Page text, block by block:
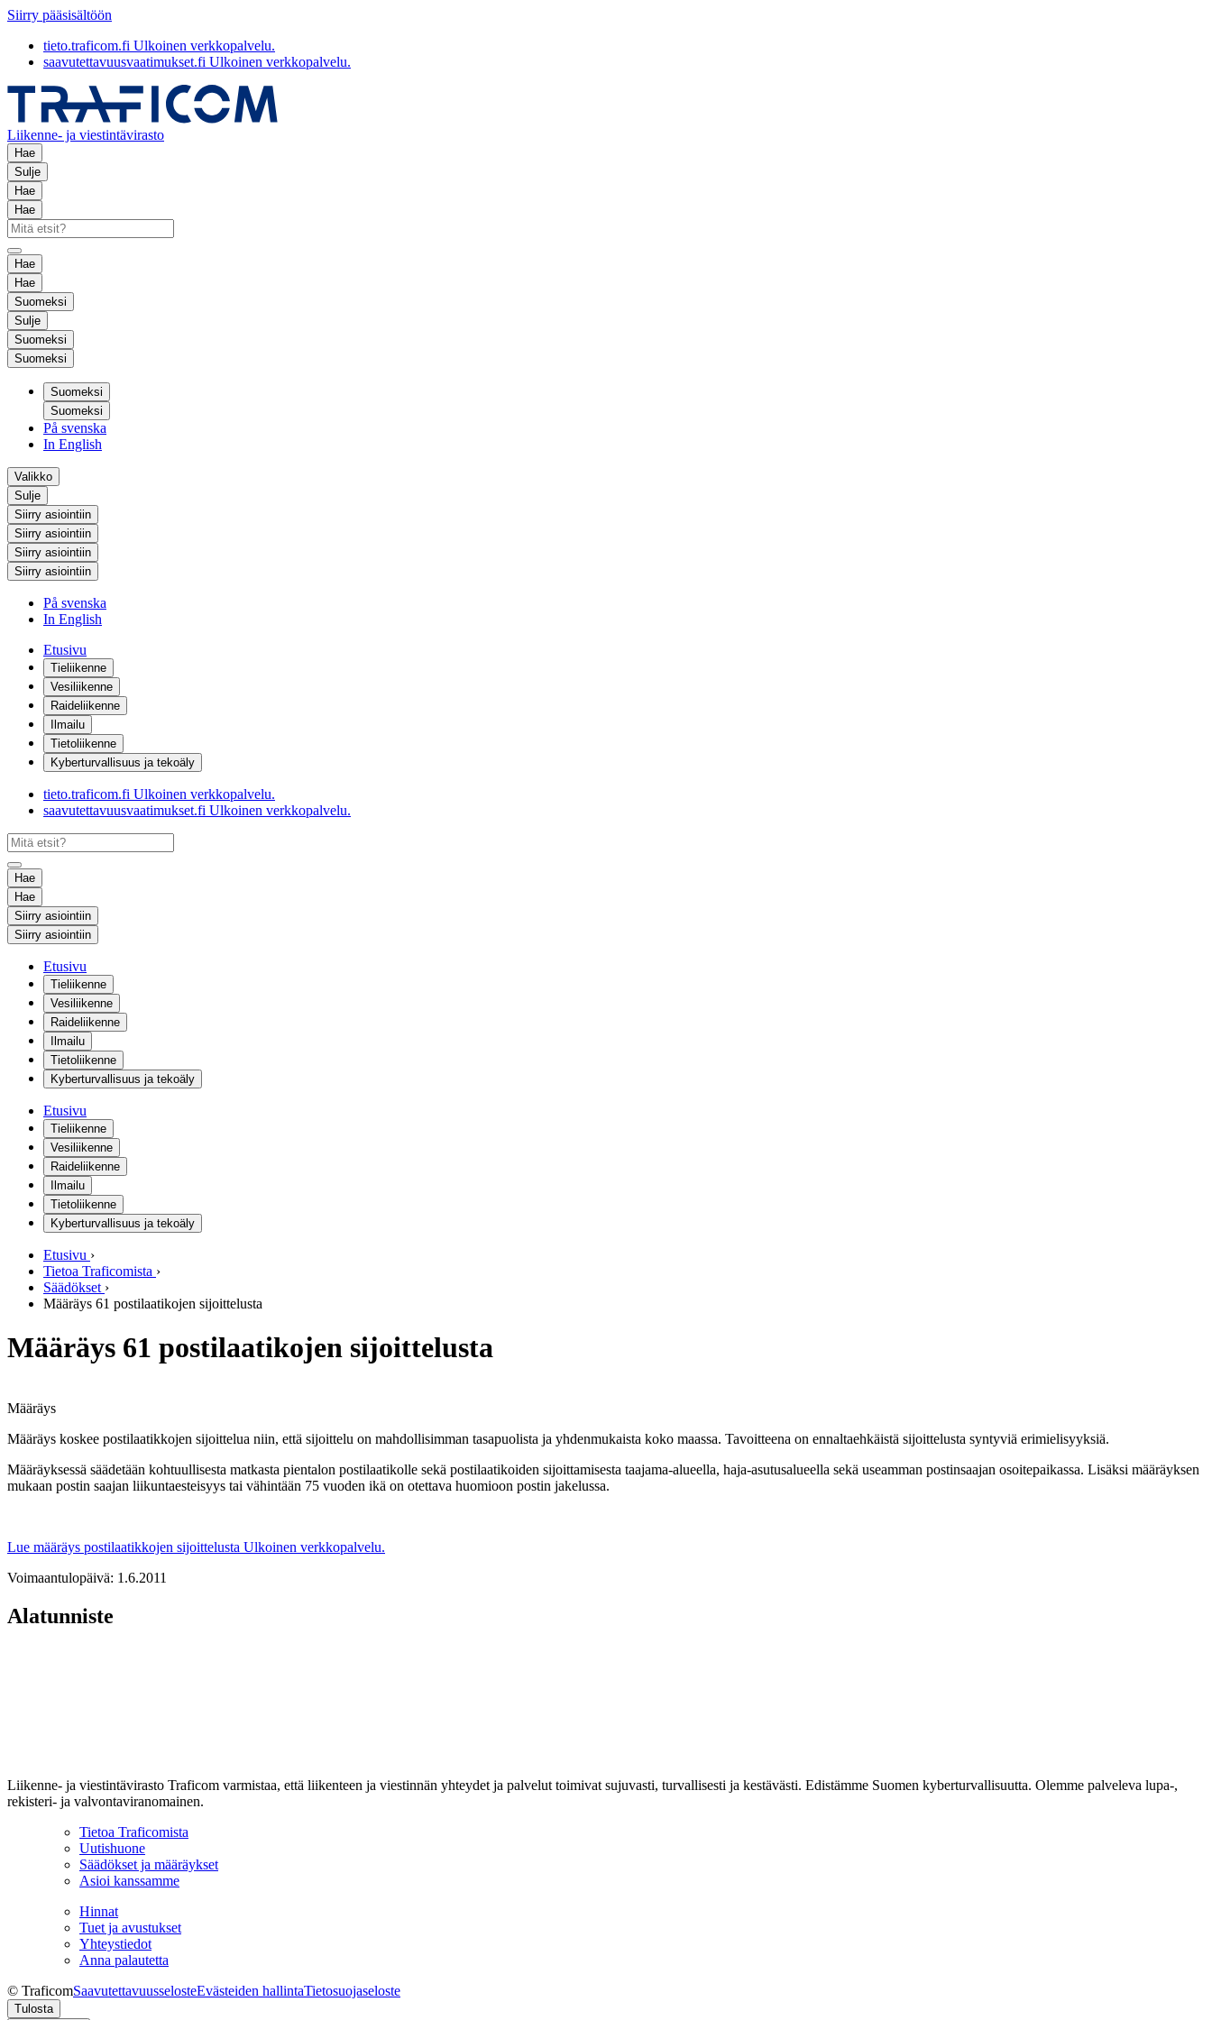
Siirry pääsisältöön
tieto.traficom.fi Ulkoinen verkkopalvelu.
saavutettavuusvaatimukset.fi Ulkoinen verkkopalvelu.
Liikenne- ja viestintävirasto
Hae
Sulje
Hae
Hae
Hae
Hae
Suomeksi
Sulje
Suomeksi
Suomeksi
Suomeksi
Suomeksi
På svenska
In English
Valikko
Sulje
Siirry asiointiin
Siirry asiointiin
Siirry asiointiin
Siirry asiointiin
På svenska
In English
Etusivu
Tieliikenne
Vesiliikenne
Raideliikenne
Ilmailu
Tietoliikenne
Kyberturvallisuus ja tekoäly
tieto.traficom.fi Ulkoinen verkkopalvelu.
saavutettavuusvaatimukset.fi Ulkoinen verkkopalvelu.
Hae
Hae
Siirry asiointiin
Siirry asiointiin
Etusivu
Tieliikenne
Vesiliikenne
Raideliikenne
Ilmailu
Tietoliikenne
Kyberturvallisuus ja tekoäly
Etusivu
Tieliikenne
Vesiliikenne
Raideliikenne
Ilmailu
Tietoliikenne
Kyberturvallisuus ja tekoäly
Etusivu ›
Tietoa Traficomista ›
Säädökset ›
Määräys 61 postilaatikojen sijoittelusta
Määräys 61 postilaatikojen sijoittelusta
Määräys
Määräys koskee postilaatikkojen sijoittelua niin, että sijoittelu on mahdollisimman tasapuolista ja yhdenmukaista koko maassa. Tavoitteena on ennaltaehkäistä sijoittelusta syntyviä erimielisyyksiä.
Määräyksessä säädetään kohtuullisesta matkasta pientalon postilaatikolle sekä postilaatikoiden sijoittamisesta taajama-alueella, haja-asutusalueella sekä useamman postinsaajan osoitepaikassa. Lisäksi määräyksen
mukaan postin saajan liikuntaesteisyys tai vähintään 75 vuoden ikä on otettava huomioon postin jakelussa.
Lue määräys postilaatikkojen sijoittelusta Ulkoinen verkkopalvelu.
Voimaantulopäivä: 1.6.2011
Alatunniste
Liikenne- ja viestintävirasto Traficom varmistaa, että liikenteen ja viestinnän yhteydet ja palvelut toimivat sujuvasti, turvallisesti ja kestävästi. Edistämme Suomen kyberturvallisuutta. Olemme palveleva lupa-,
rekisteri- ja valvontaviranomainen.
Tietoa Traficomista
Uutishuone
Säädökset ja määräykset
Asioi kanssamme
Hinnat
Tuet ja avustukset
Yhteystiedot
Anna palautetta
© TraficomSaavutettavuusselosteEvästeiden hallintaTietosuojaseloste
Tulosta